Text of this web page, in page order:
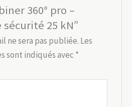
360° pro –
25 kN”
ne sera pas publiée. Les
sont indiqués avec *